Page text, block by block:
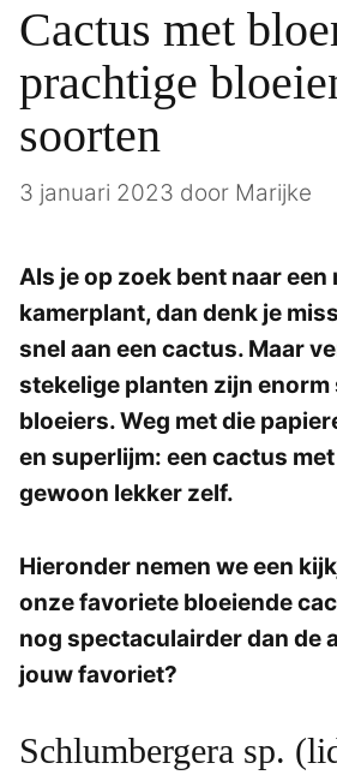
Cactus met
prachtige
soorten
3 januari 2023 door Marijke
Als je op zoek bent naar
kamerplant, dan denk je
snel aan een cactus. Maar
stekelige planten zijn
bloeiers. Weg met die
en superlijm: een cactus
gewoon lekker zelf.
Hieronder nemen we een
onze favoriete bloeiende
nog spectaculairder dan de
jouw favoriet?
Schlumbergera sp.